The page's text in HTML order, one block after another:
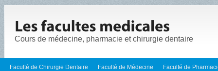
Cours de médecine, pharmacie et chirurgie dentaire
Faculté de Chirurgie Dentaire Faculté de Médecine Faculté de